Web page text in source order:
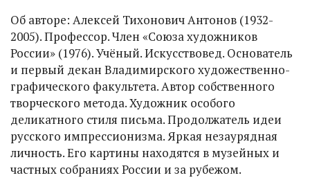
Об авторе: Алексей Тихонович Антонов (1932-
2005). Профессор. Член «Союза художников
России» (1976). Учёный. Искусствовед. Основатель
и первый декан Владимирского художественно-
графического факультета. Автор собственного
творческого метода. Художник особого
деликатного стиля письма. Продолжатель идеи
русского импрессионизма. Яркая незаурядная
личность. Его картины находятся в музейных и
частных собраниях России и за рубежом.